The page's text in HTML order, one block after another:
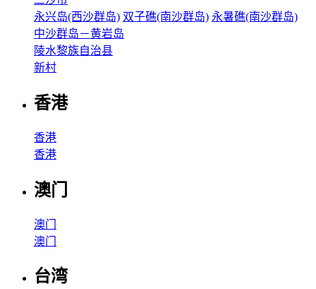
永兴岛(西沙群岛) 双子礁(南沙群岛) 永暑礁(南沙群岛)
中沙群岛－黄岩岛
陵水黎族自治县
新村
香港
香港
香港
澳门
澳门
澳门
台湾